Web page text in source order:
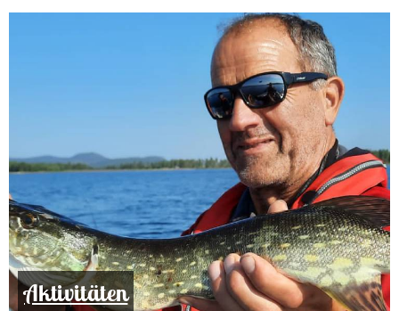
Aktivitäten